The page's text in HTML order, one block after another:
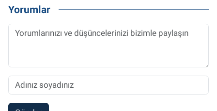
Yorumlar